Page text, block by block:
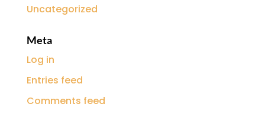
Uncategorized
Meta
Log in
Entries feed
Comments feed